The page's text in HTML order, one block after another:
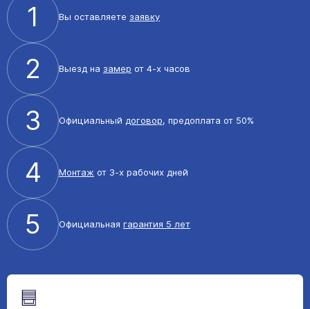
1 Вы оставляете заявку
2 Выезд на замер от 4-х часов
3 Официальный договор, предоплата от 50%
4 Монтаж от 3-х рабочих дней
5 Официальная гарантия 5 лет